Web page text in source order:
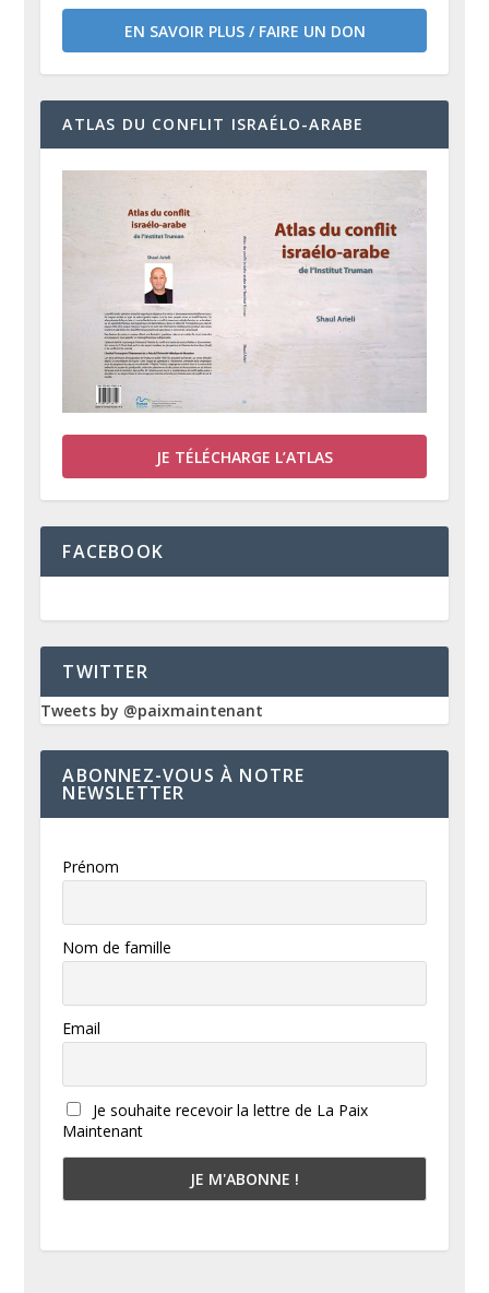
EN SAVOIR PLUS / FAIRE UN DON
ATLAS DU CONFLIT ISRAÉLO-ARABE
JE TÉLÉCHARGE L’ATLAS
FACEBOOK
TWITTER
Tweets by @paixmaintenant
ABONNEZ-VOUS À NOTRE
NEWSLETTER
Prénom
Nom de famille
Email
Je souhaite recevoir la lettre de La Paix
Maintenant